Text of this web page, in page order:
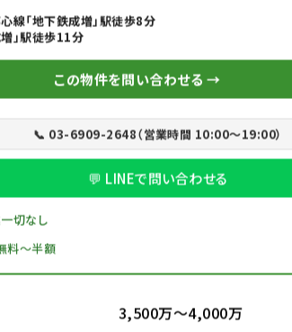
線「地下鉄成増」駅徒歩8分
」駅徒歩11分
この物件を問い合わせる →
📞 03-6909-2648（営業時間 10:00〜19:00）
💬 LINEで問い合わせる
切なし
料～半額
3,500万～4,000万